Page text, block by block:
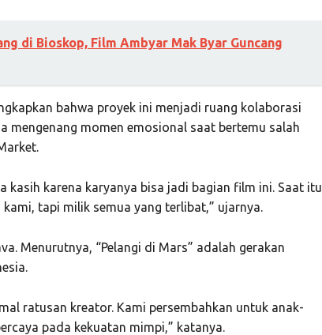
di Bioskop, Film Ambyar Mak Byar Guncang
bahwa proyek ini menjadi ruang kolaborasi
mengenang momen emosional saat bertemu salah
kasih karena karyanya bisa jadi bagian film ini. Saat itu
tapi milik semua yang terlibat,” ujarnya.
Menurutnya, “Pelangi di Mars” adalah gerakan
ratusan kreator. Kami persembahkan untuk anak-
pada kekuatan mimpi,” katanya.